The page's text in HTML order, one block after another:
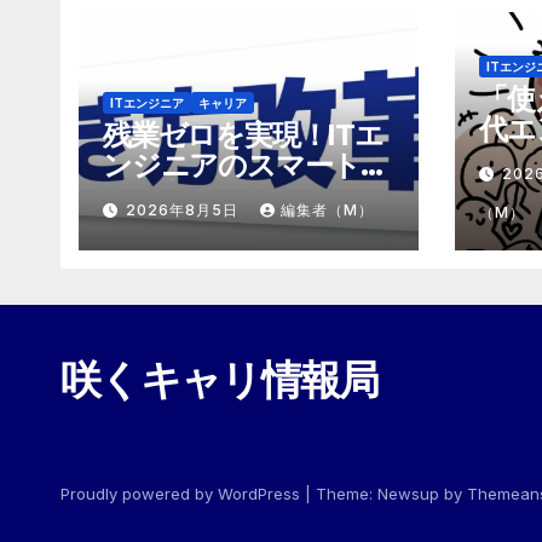
ITエンジニア キャリア
残業ゼロを実現！ITエ
ンジニアのスマートな
働き方改革
2026年8月5日 編集者（M）
ITエンジ
「
代
「
め
（M）
咲くキャリ情報局
Proudly powered by WordPress Theme: Newsup by